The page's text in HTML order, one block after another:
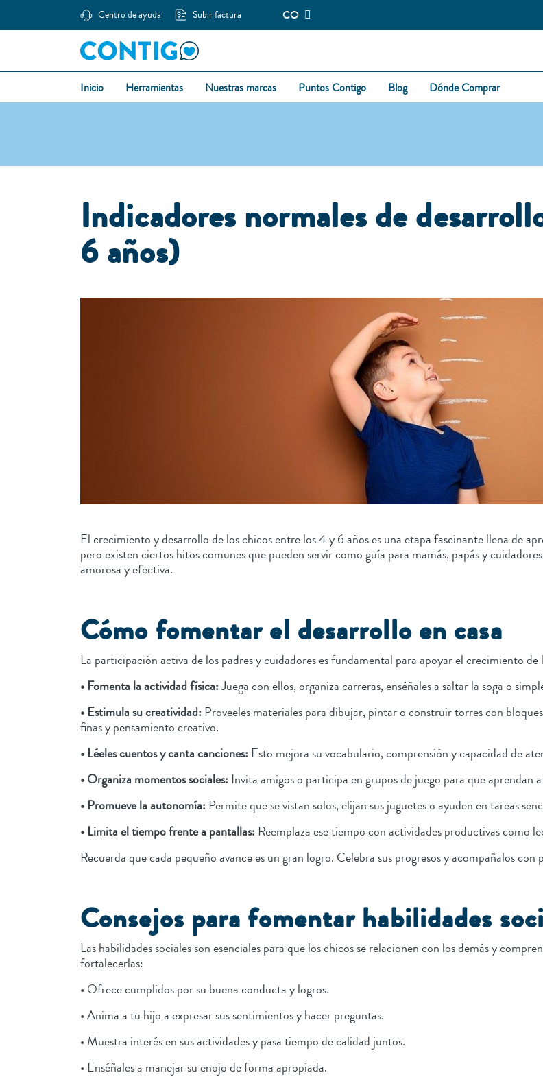
Centro de ayuda Subir factura CO
Inicio Herramientas Nuestras marcas Puntos Contigo Blog Dónde Comprar
Indicadores normales de
6 años)
El crecimiento y desarrollo de los chicos entre los 4 y 6 años es una etapa fascinante llena de
pero existen ciertos hitos comunes que pueden servir como guía para mamás, papás y
amorosa y efectiva.
Cómo fomentar el desarrollo en casa
La participación activa de los padres y cuidadores es fundamental para apoyar el crecimiento
• Fomenta la actividad física:Juega con ellos, organiza carreras, enséñales a saltar la soga o
• Estimula su creatividad: Proveeles materiales para dibujar, pintar o construir torres con
finas y pensamiento creativo.
• Léeles cuentos y canta canciones: Esto mejora su vocabulario, comprensión y capacidad de
• Organiza momentos sociales: Invita amigos o participa en grupos de juego para que aprendan
• Promueve la autonomía: Permite que se vistan solos, elijan sus juguetes o ayuden en tareas
• Limita el tiempo frente a pantallas: Reemplaza ese tiempo con actividades productivas como
Recuerda que cada pequeño avance es un gran logro. Celebra sus progresos y acompañalos con
Consejos para fomentar habilidades
Las habilidades sociales son esenciales para que los chicos se relacionen con los demás y
fortalecerlas:
• Ofrece cumplidos por su buena conducta y logros.
• Anima a tu hijo a expresar sus sentimientos y hacer preguntas.
• Muestra interés en sus actividades y pasa tiempo de calidad juntos.
• Enséñales a manejar su enojo de forma apropiada.